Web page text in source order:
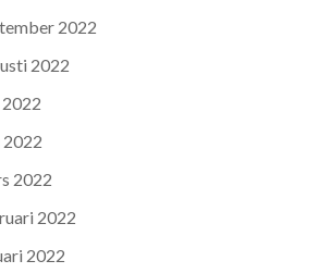
2022
2022
2022
2022
2022
2022
2022